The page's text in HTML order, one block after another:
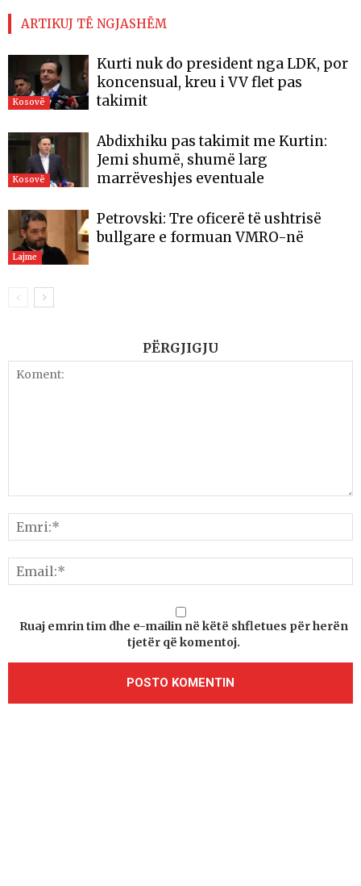
ARTIKUJ TË NGJASHËM
Kosovë
Kurti nuk do president nga LDK, por
koncensual, kreu i VV flet pas
takimit
Kosovë
Abdixhiku pas takimit me Kurtin:
Jemi shumë, shumë larg
marrëveshjes eventuale
Lajme
Petrovski: Tre oficerë të ushtrisë
bullgare e formuan VMRO-në
PËRGJIGJU
Ruaj emrin tim dhe e-mailin në këtë shfletues për herën
tjetër që komentoj.